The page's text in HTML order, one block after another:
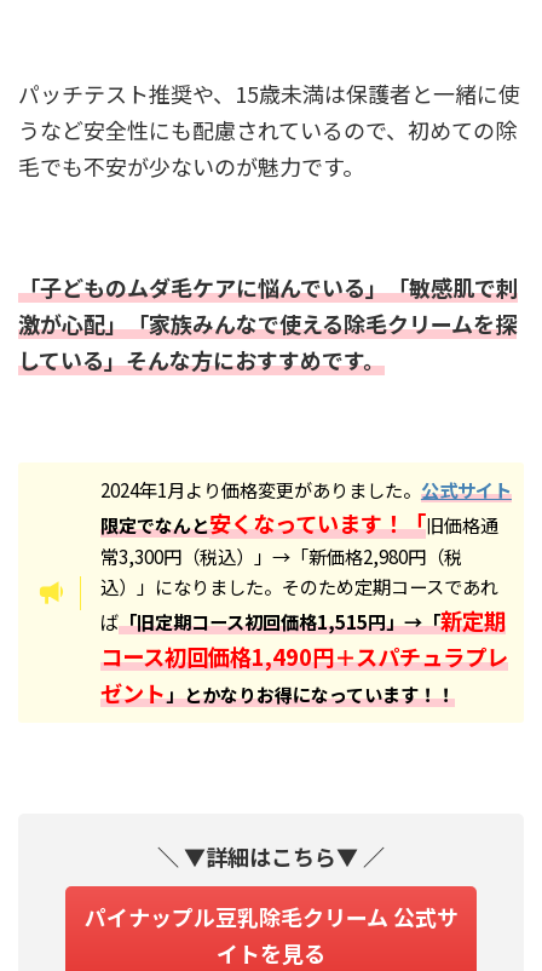
パッチテスト推奨や、15歳未満は保護者と一緒に使
うなど安全性にも配慮されているので、初めての除
毛でも不安が少ないのが魅力です。
「子どものムダ毛ケアに悩んでいる」「敏感肌で刺
激が心配」「家族みんなで使える除毛クリームを探
している」そんな方におすすめです。
2024年1月より価格変更がありました。 公式サイト
限定でなんと安くなっています！「旧価格通
常3,300円（税込）」→「新価格2,980円（税
込）」になりました。そのため定期コースであれ
ば「旧定期コース初回価格1,515円」→「新定期
コース初回価格1,490円＋スパチュラプレ
ゼント」とかなりお得になっています！！
＼ ▼詳細はこちら▼ ／
パイナップル豆乳除毛クリーム 公式サ
イトを見る